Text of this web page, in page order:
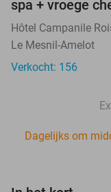
spa + vroege
Hôtel Campanile
Le Mesnil-Amelot
Verkocht: 156
Dagelijks om